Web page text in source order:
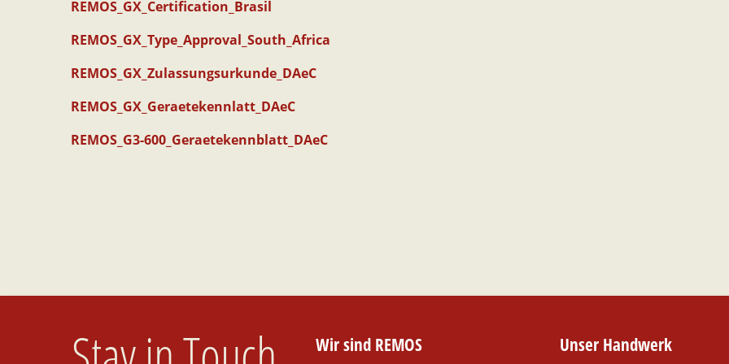
REMOS_GX_Certification_Brasil
REMOS_GX_Type_Approval_South_Africa
REMOS_GX_Zulassungsurkunde_DAeC
REMOS_GX_Geraetekennlatt_DAeC
REMOS_G3-600_Geraetekennblatt_DAeC
Wir sind REMOS Unser Handwerk